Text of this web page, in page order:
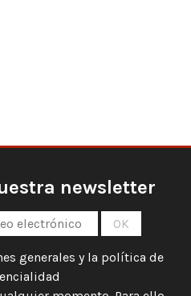
newsletter
generales y la política de